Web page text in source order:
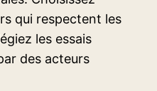
qui respectent les
les essais
des acteurs